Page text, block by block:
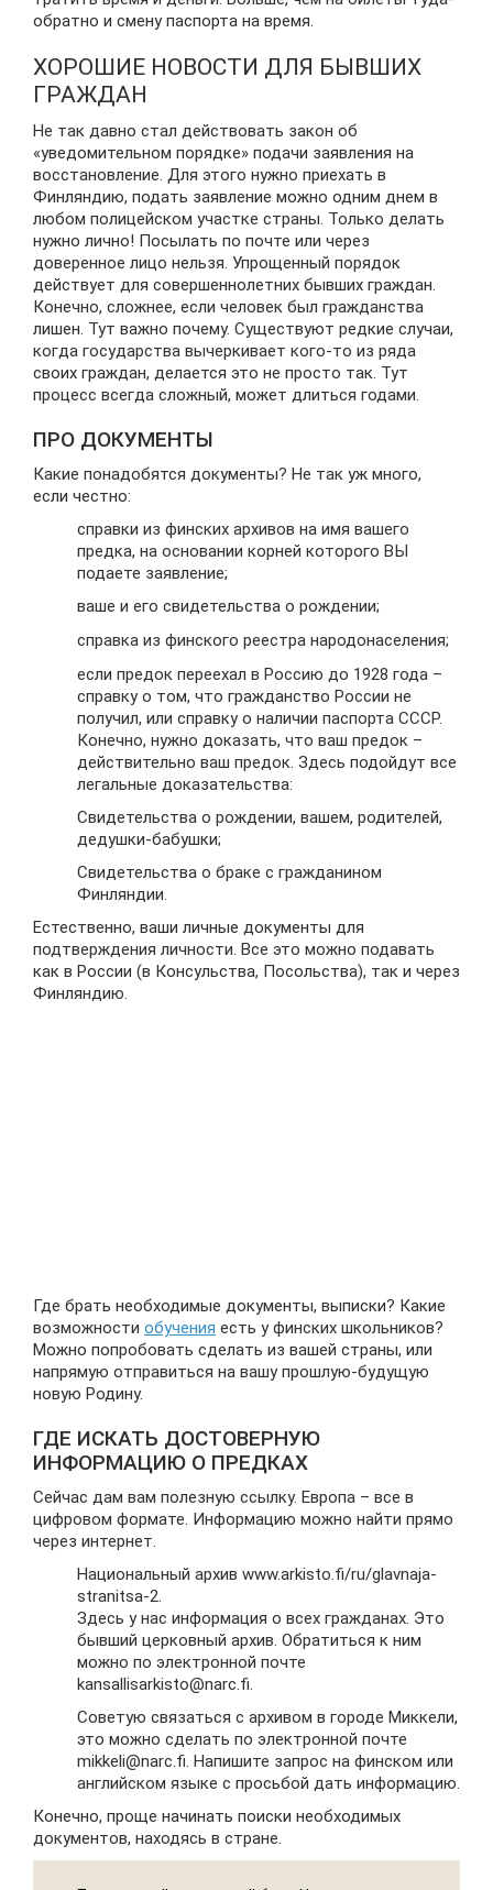
обратно и смену паспорта на время.
ХОРОШИЕ НОВОСТИ ДЛЯ БЫВШИХ
ГРАЖДАН
Не так давно стал действовать закон об
«уведомительном порядке» подачи заявления на
восстановление. Для этого нужно приехать в
Финляндию, подать заявление можно одним днем в
любом полицейском участке страны. Только делать
нужно лично! Посылать по почте или через
доверенное лицо нельзя. Упрощенный порядок
действует для совершеннолетних бывших граждан.
Конечно, сложнее, если человек был гражданства
лишен. Тут важно почему. Существуют редкие случаи,
когда государства вычеркивает кого-то из ряда
своих граждан, делается это не просто так. Тут
процесс всегда сложный, может длиться годами.
ПРО ДОКУМЕНТЫ
Какие понадобятся документы? Не так уж много,
если честно:
справки из финских архивов на имя вашего
предка, на основании корней которого ВЫ
подаете заявление;
ваше и его свидетельства о рождении;
справка из финского реестра народонаселения;
если предок переехал в Россию до 1928 года –
справку о том, что гражданство России не
получил, или справку о наличии паспорта СССР.
Конечно, нужно доказать, что ваш предок –
действительно ваш предок. Здесь подойдут все
легальные доказательства:
Свидетельства о рождении, вашем, родителей,
дедушки-бабушки;
Свидетельства о браке с гражданином
Финляндии.
Естественно, ваши личные документы для
подтверждения личности. Все это можно подавать
как в России (в Консульства, Посольства), так и через
Финляндию.
Где брать необходимые документы, выписки? Какие
возможности обучения есть у финских школьников?
Можно попробовать сделать из вашей страны, или
напрямую отправиться на вашу прошлую-будущую
новую Родину.
ГДЕ ИСКАТЬ ДОСТОВЕРНУЮ
ИНФОРМАЦИЮ О ПРЕДКАХ
Сейчас дам вам полезную ссылку. Европа – все в
цифровом формате. Информацию можно найти прямо
через интернет.
Национальный архив www.arkisto.fi/ru/glavnaja-
stranitsa-2.
Здесь у нас информация о всех гражданах. Это
бывший церковный архив. Обратиться к ним
можно по электронной почте
kansallisarkisto@narc.fi.
Советую связаться с архивом в городе Миккели,
это можно сделать по электронной почте
mikkeli@narc.fi. Напишите запрос на финском или
английском языке с просьбой дать информацию.
Конечно, проще начинать поиски необходимых
документов, находясь в стране.